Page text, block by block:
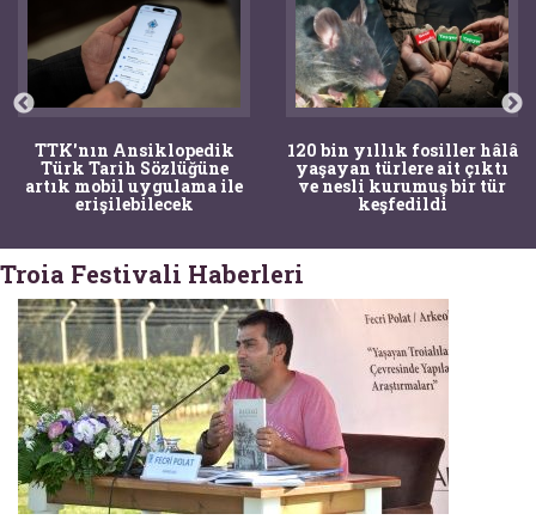
TTK'nın Ansiklopedik
Türk Tarih Sözlüğüne
artık mobil uygulama ile
erişilebilecek
120 bin yıllık fosiller hâlâ
yaşayan türlere ait çıktı
ve nesli kurumuş bir tür
keşfedildi
Troia Festivali Haberleri